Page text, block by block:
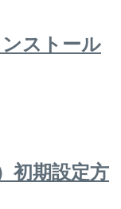
ストール
初期設定方